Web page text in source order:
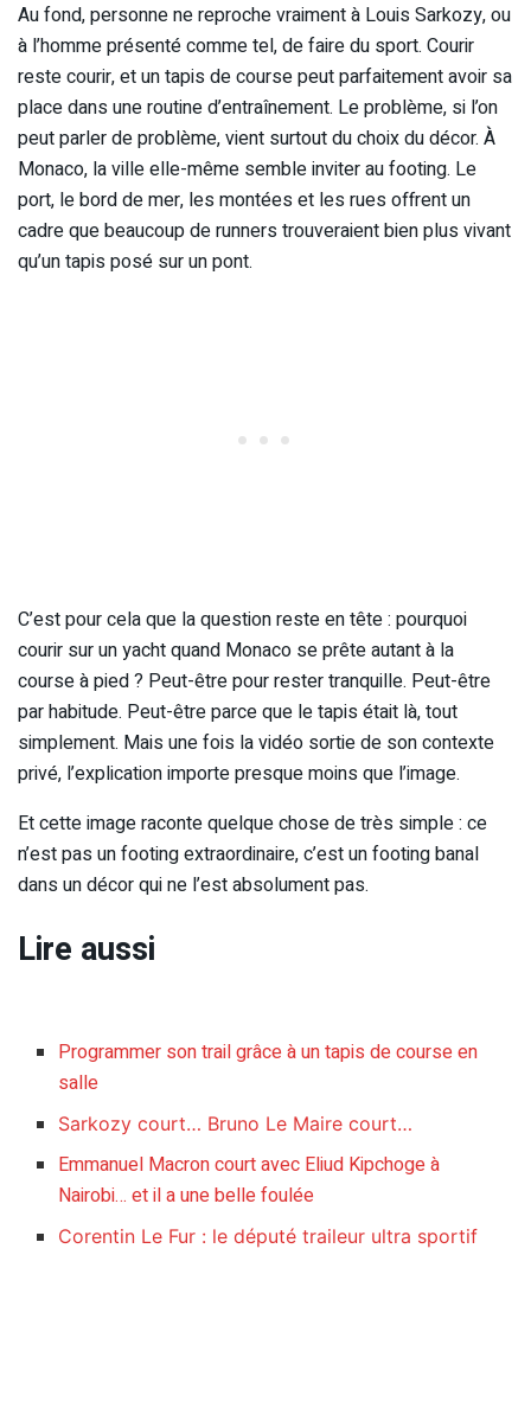
Au fond, personne ne reproche vraiment à Louis Sarkozy, ou
à l’homme présenté comme tel, de faire du sport. Courir
reste courir, et un tapis de course peut parfaitement avoir sa
place dans une routine d’entraînement. Le problème, si l’on
peut parler de problème, vient surtout du choix du décor. À
Monaco, la ville elle-même semble inviter au footing. Le
port, le bord de mer, les montées et les rues offrent un
cadre que beaucoup de runners trouveraient bien plus vivant
qu’un tapis posé sur un pont.
C’est pour cela que la question reste en tête : pourquoi
courir sur un yacht quand Monaco se prête autant à la
course à pied ? Peut-être pour rester tranquille. Peut-être
par habitude. Peut-être parce que le tapis était là, tout
simplement. Mais une fois la vidéo sortie de son contexte
privé, l’explication importe presque moins que l’image.
Et cette image raconte quelque chose de très simple : ce
n’est pas un footing extraordinaire, c’est un footing banal
dans un décor qui ne l’est absolument pas.
Lire aussi
Programmer son trail grâce à un tapis de course en
salle
Sarkozy court… Bruno Le Maire court…
Emmanuel Macron court avec Eliud Kipchoge à
Nairobi… et il a une belle foulée
Corentin Le Fur : le député traileur ultra sportif